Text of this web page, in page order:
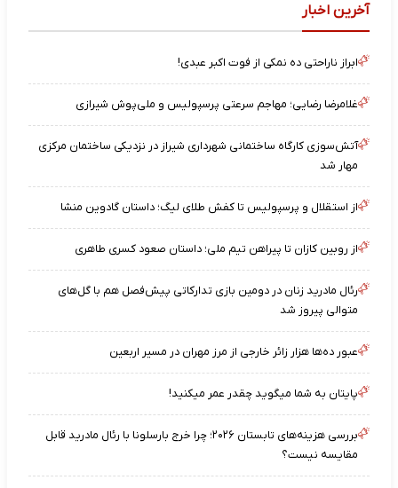
آخرین اخبار
ابراز ناراحتی ده نمکی از فوت اکبر عبدی!
غلامرضا رضایی؛ مهاجم سرعتی پرسپولیس و ملی‌پوش شیرازی
آتش‌سوزی کارگاه ساختمانی شهرداری شیراز در نزدیکی ساختمان مرکزی
مهار شد
از استقلال و پرسپولیس تا کفش طلای لیگ؛ داستان گادوین منشا
از روبین کازان تا پیراهن تیم ملی؛ داستان صعود کسری طاهری
رئال مادرید زنان در دومین بازی تدارکاتی پیش‌فصل هم با گل‌های
متوالی پیروز شد
عبور ده‌ها هزار زائر خارجی از مرز مهران در مسیر اربعین
پایتان به شما میگوید چقدر عمر میکنید!
بررسی هزینه‌های تابستان ۲۰۲۶؛ چرا خرج بارسلونا با رئال مادرید قابل
مقایسه نیست؟